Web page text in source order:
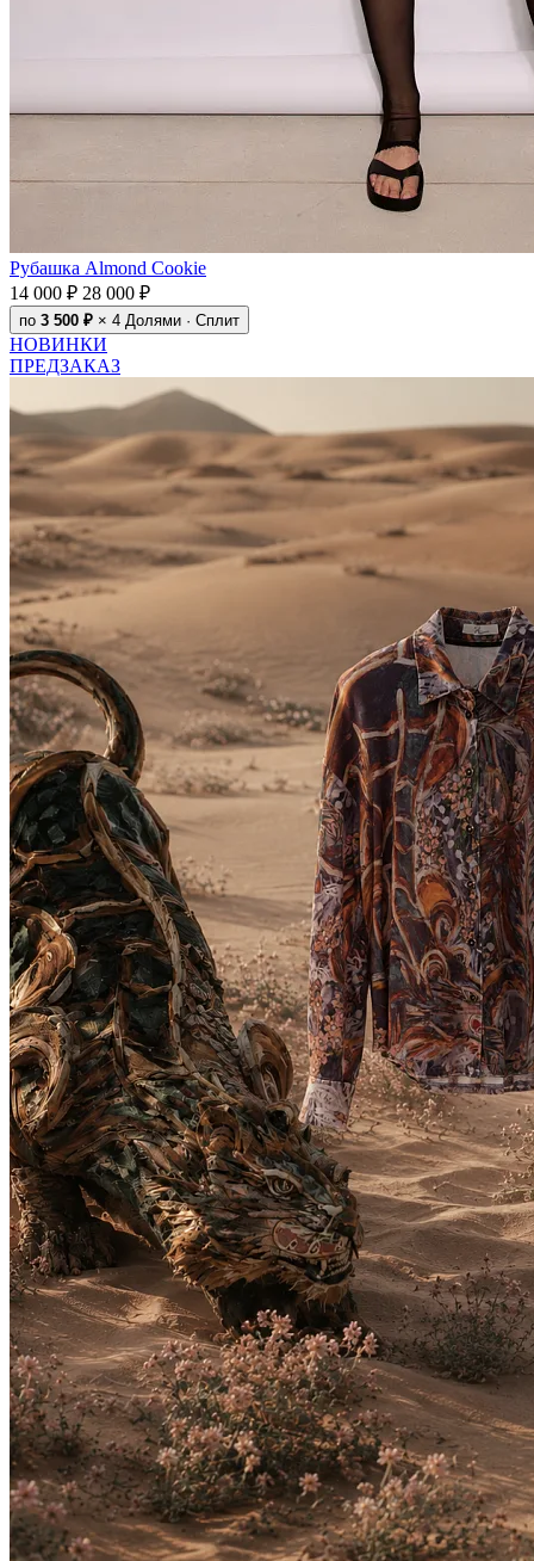
Рубашка Almond Cookie
14 000 ₽ 28 000 ₽
по 3 500 ₽ × 4 Долями · Сплит
НОВИНКИ
ПРЕДЗАКАЗ